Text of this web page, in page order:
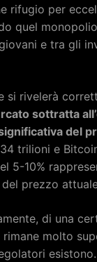
rifugio per
quel
e tra gli
si rivelerà
sottratta
del
trilioni e
5-10%
prezzo
di una
molto